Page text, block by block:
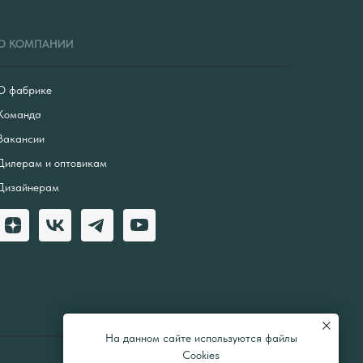
КОМПАНИИ
фабрике
и оптовикам
На данном сайте используются файлы
Cookies